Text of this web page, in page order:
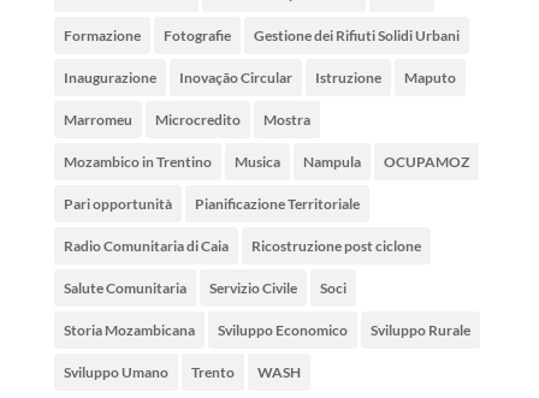
Formazione Fotografie Gestione dei Rifiuti Solidi Urbani
Inaugurazione Inovação Circular Istruzione Maputo
Marromeu Microcredito Mostra
Mozambico in Trentino Musica Nampula OCUPAMOZ
Pari opportunità Pianificazione Territoriale
Radio Comunitaria di Caia Ricostruzione post ciclone
Salute Comunitaria Servizio Civile Soci
Storia Mozambicana Sviluppo Economico Sviluppo Rurale
Sviluppo Umano Trento WASH